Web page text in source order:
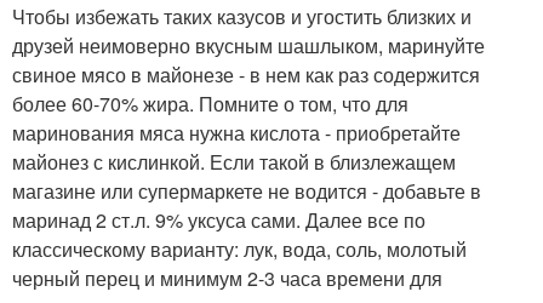
Чтобы избежать таких казусов и угостить близких и
друзей неимоверно вкусным шашлыком, маринуйте
свиное мясо в майонезе - в нем как раз содержится
более 60-70% жира. Помните о том, что для
маринования мяса нужна кислота - приобретайте
майонез с кислинкой. Если такой в близлежащем
магазине или супермаркете не водится - добавьте в
маринад 2 ст.л. 9% уксуса сами. Далее все по
классическому варианту: лук, вода, соль, молотый
черный перец и минимум 2-3 часа времени для